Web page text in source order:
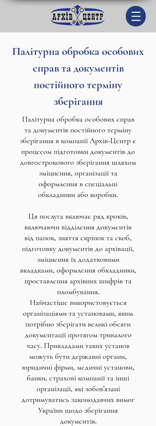
Палітурна обробка особових
справ та документів
постійного терміну
зберігання
Палітурна обробка особових справ
та документів постійного терміну
зберігання в компанії Архів-Центр є
процесом підготовки документів до
довгострокового зберігання шляхом
зміцнення, організації та
оформлення в спеціальні
обкладинки або коробки.
Ця послуга включає ряд кроків,
включаючи відділення документів
від папок, зняття скріпок та скоб,
підготовку документів до архівації,
зміцнення їх додатковими
вкладками, оформлення обкладинки,
проставлення архівних шифрів та
пломбування.
Найчастіше використовується
організаціями та установами, яким
потрібно зберігати великі обсяги
документації протягом тривалого
часу. Прикладами таких установ
можуть бути державні органи,
юридичні фірми, медичні установи,
банки, страхові компанії та інші
організації, які зобов'язані
дотримуватись законодавчих вимог
України щодо зберігання
документів.